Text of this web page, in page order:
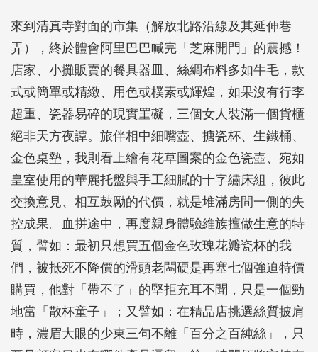
來到清真寺對面的市集（解放北路沿線及其延伸巷
弄），終於體會阿里巴巴喊完「芝麻開門」的震撼！
店家、小攤販賣的餐具器皿、絲綢布料多如牛毛，款
式或簡單或精緻、用色或樸素或輝煌，如果沒有行李
超重、瓷器易碎的現實罣礙，三個女人裝滿一個貨櫃
絕非天方夜譚。旅伴相中細嘴壺、搪瓷杯、生鐵桶、
金色桌墊，我則看上繪有花草圖案的金色瓷壺、宛如
皇室使用的華麗托盤與手工細膩的十字繡床組，彼此
交換意見、相互鼓勵的代價，就是堆滿房間一側的失
控成果。血拼途中，再度親身體驗維族擅做生意的特
質，譬如：最初只想買五個金色玫瑰花瓣瓷杯的我
們，被抵死不降價的滑頭老闆硬是再塞七個強迫特價
購買，他對「帶不了」的堅拒充耳不聞，只是一個勁
地當「散杯童子」；又譬如：在精品店挑選絲質披肩
時，濃眉大眼的少東三句不離「百分之百純絲」，只